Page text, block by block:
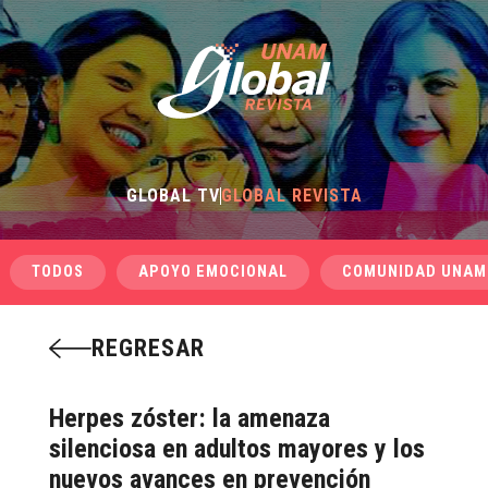
GLOBAL TVGLOBAL REVISTA
TODOS APOYO EMOCIONAL COMUNIDAD UNAM
REGRESAR
Herpes zóster: la amenaza
silenciosa en adultos mayores y los
nuevos avances en prevención